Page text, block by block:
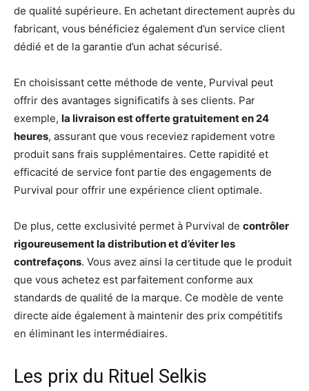
de qualité supérieure. En achetant directement auprès du
fabricant, vous bénéficiez également d’un service client
dédié et de la garantie d’un achat sécurisé.
En choisissant cette méthode de vente, Purvival peut
offrir des avantages significatifs à ses clients. Par
exemple, la livraison est offerte gratuitement en 24
heures, assurant que vous receviez rapidement votre
produit sans frais supplémentaires. Cette rapidité et
efficacité de service font partie des engagements de
Purvival pour offrir une expérience client optimale.
De plus, cette exclusivité permet à Purvival de contrôler
rigoureusement la distribution et d’éviter les
contrefaçons. Vous avez ainsi la certitude que le produit
que vous achetez est parfaitement conforme aux
standards de qualité de la marque. Ce modèle de vente
directe aide également à maintenir des prix compétitifs
en éliminant les intermédiaires.
Les prix du Rituel Selkis